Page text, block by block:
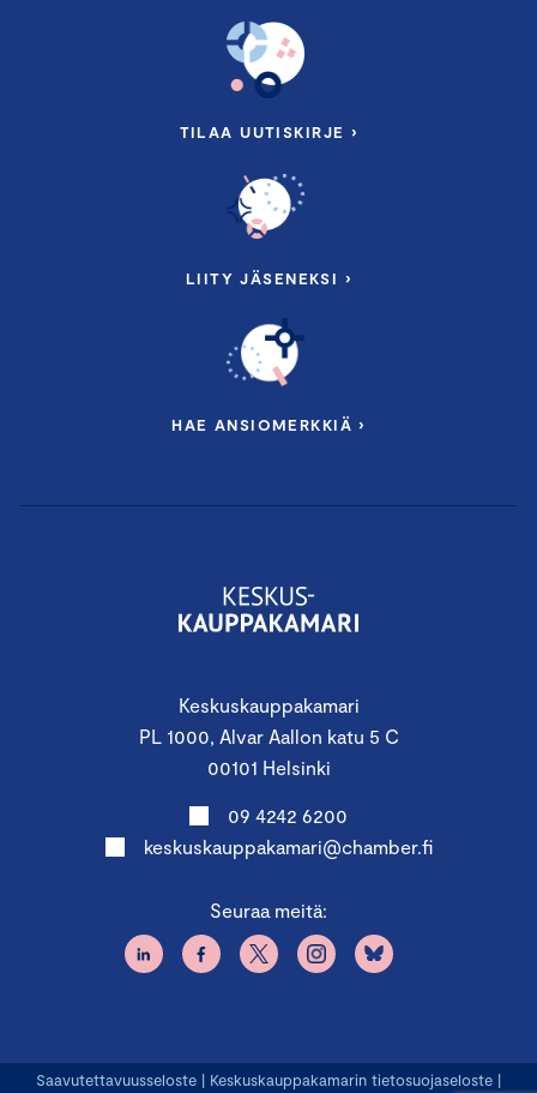
Keskuskauppakamari
PL 1000, Alvar Aallon katu 5 C
00101 Helsinki
09 4242 6200
keskuskauppakamari@chamber.fi
Seuraa meitä:
TILAA UUTISKIRJE ›
LIITY JÄSENEKSI ›
HAE ANSIOMERKKIÄ ›
Saavutettavuusseloste | Keskuskauppakamarin tietosuojaseloste |